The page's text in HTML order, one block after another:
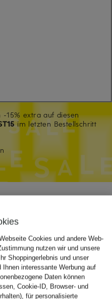
-15% extra auf diesen
im letzten Bestellschritt
Cookies und andere Web-
nutzen wir und unsere
Shoppingerlebnis und unser
interessante Werbung auf
Daten können
Cookie-ID, Browser- und
für personalisierte